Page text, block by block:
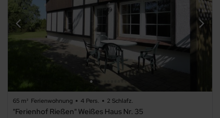
4
Badezimmer
beliebig
65 m² Ferienwohnung 4 Pers. 2 Schlafz.
"Ferienhof Rießen" Weißes Haus Nr. 35